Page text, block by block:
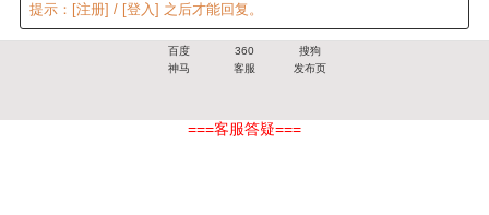
提示： [注册] / [登入] 之后才能回复。
百度 360
搜狗
神马
客服 发布页
===客服答疑===